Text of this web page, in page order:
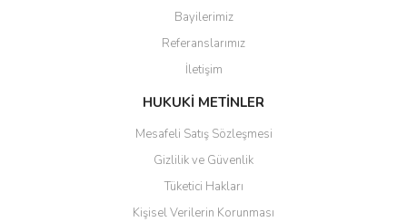
Bayilerimiz
Referanslarımız
İletişim
HUKUKİ METİNLER
Mesafeli Satış Sözleşmesi
Gizlilik ve Güvenlik
Tüketici Hakları
Kişisel Verilerin Korunması